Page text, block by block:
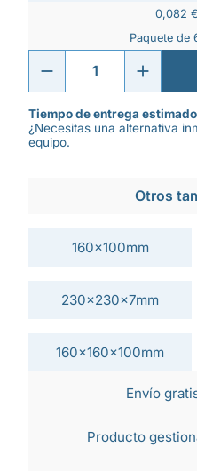
0,082
Paquete de
Tiempo de entrega
¿Necesitas una alternativa
equipo.
Otros
160x100mm
230x230x7mm
160x160x100mm
Envío
Producto